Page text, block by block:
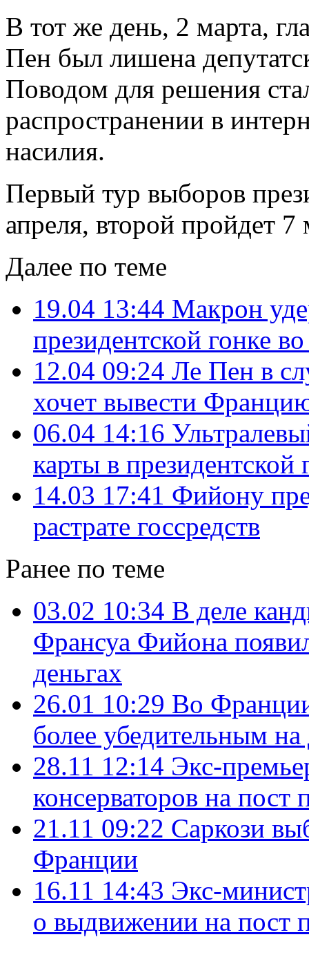
В тот же день, 2 марта,
Пен был лишена
Поводом для решения
распространении в
насилия.
Первый тур выборов
апреля, второй пройдет 7
Далее по теме
19.04 13:44 Макрон
президентской гонке
12.04 09:24 Ле Пен в
хочет вывести
06.04 14:16
карты в
14.03 17:41 Фийону
растрате госсредств
Ранее по теме
03.02 10:34 В деле
Франсуа Фийона
деньгах
26.01 10:29 Во
более убедительным на
28.11 12:14 Экс-
консерваторов на
21.11 09:22 Саркози
Франции
16.11 14:43 Экс-
о выдвижении на пост